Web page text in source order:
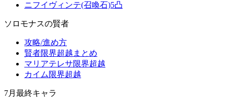
ニフイヴィンテ(召喚石)5凸
ソロモナスの賢者
攻略/進め方
賢者限界超越まとめ
マリアテレサ限界超越
カイム限界超越
7月最終キャラ